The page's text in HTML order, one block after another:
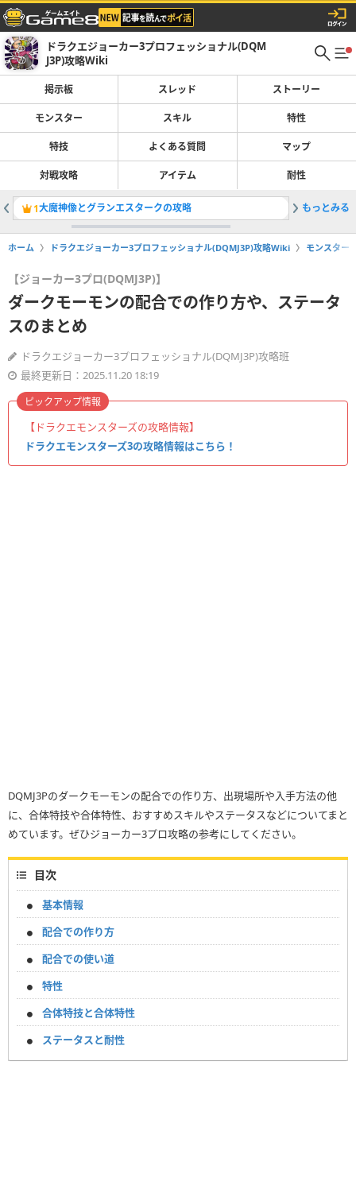
ドラクエジョーカー3プロフェッショナル(DQM
J3P)攻略Wiki
掲示板 スレッド ストーリー
モンスター スキル 特性
特技 よくある質問 マップ
対戦攻略 アイテム 耐性
1大魔神像とグランエスタークの攻略 2中盤に
もっとみる
ホーム ドラクエジョーカー3プロフェッショナル(DQMJ3P)攻略Wiki モンスター
【ジョーカー3プロ(DQMJ3P)】
ダークモーモンの配合での作り方や、ステータ
スのまとめ
ドラクエジョーカー3プロフェッショナル(DQMJ3P)攻略班
最終更新日：2025.11.20 18:19
【ドラクエモンスターズの攻略情報】
ドラクエモンスターズ3の攻略情報はこちら！
ピックアップ情報
DQMJ3Pのダークモーモンの配合での作り方、出現場所や入手方法の他
に、合体特技や合体特性、おすすめスキルやステータスなどについてまと
めています。ぜひジョーカー3プロ攻略の参考にしてください。
目次
基本情報
配合での作り方
配合での使い道
特性
合体特技と合体特性
ステータスと耐性